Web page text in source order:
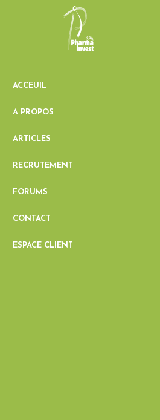
ACCEUIL
A PROPOS
ARTICLES
RECRUTEMENT
FORUMS
CONTACT
ESPACE CLIENT